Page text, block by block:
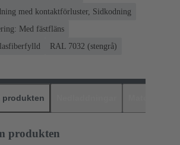
med kontaktförluster, Sidkodning
Med fästfläns
RAL 7032 (stengrå)
produkten
produkten